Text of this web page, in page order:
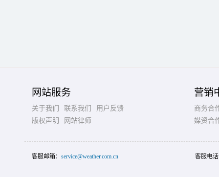
网站服务
关于我们 联系我们
用户反馈
版权声明
网站律师
营销
商务合
媒资合
客服邮箱： service@weather.com.cn 客服电